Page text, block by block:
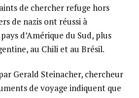
de chercher refuge hors
de nazis ont réussi à
d’Amérique du Sud, plus
au Chili et au Brésil.
Gerald Steinacher, chercheur
de voyage indiquent que